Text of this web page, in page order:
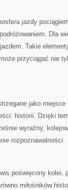
jazdy
Dla
Takie
przyciągać nie
jako
historii. Dzięki
wyraźny,
rozpoznawalności.
poświęcony kolei,
miłośników